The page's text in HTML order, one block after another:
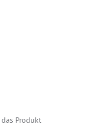
Produkt